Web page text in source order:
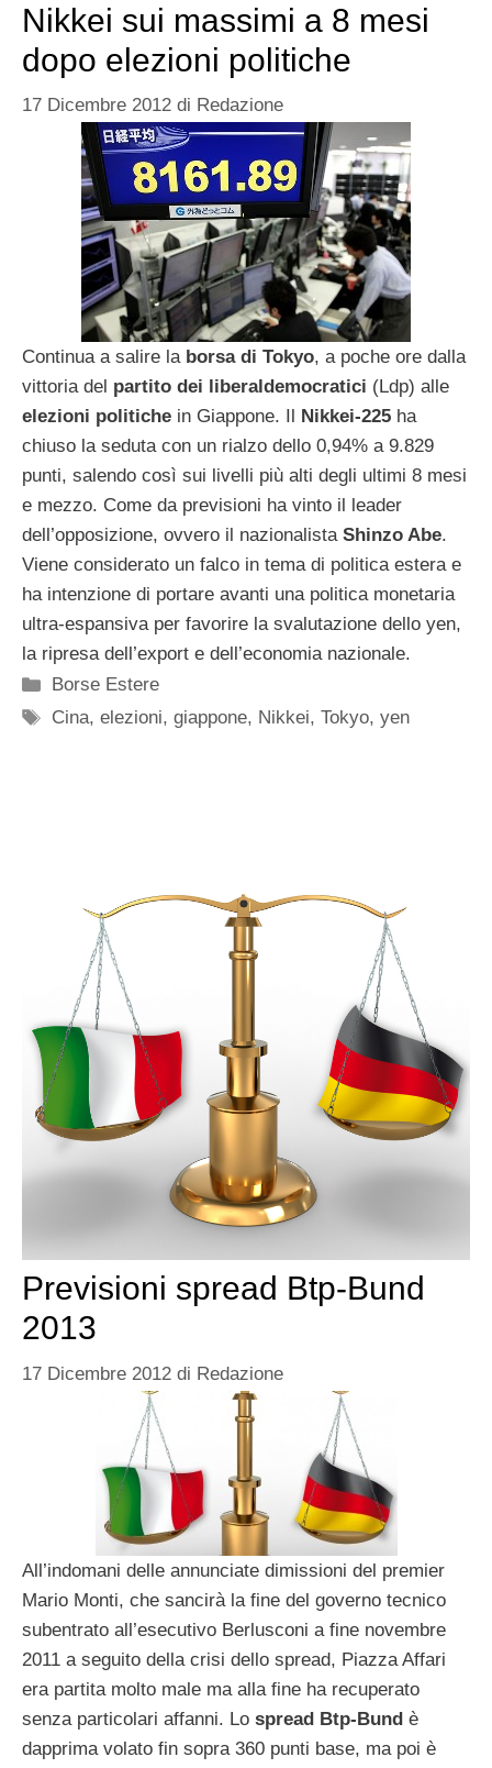
Nikkei sui massimi a 8 mesi
dopo elezioni politiche
17 Dicembre 2012 di Redazione
Continua a salire la borsa di Tokyo, a poche ore dalla
vittoria del partito dei liberaldemocratici (Ldp) alle
elezioni politiche in Giappone. Il Nikkei-225 ha
chiuso la seduta con un rialzo dello 0,94% a 9.829
punti, salendo così sui livelli più alti degli ultimi 8 mesi
e mezzo. Come da previsioni ha vinto il leader
dell’opposizione, ovvero il nazionalista Shinzo Abe.
Viene considerato un falco in tema di politica estera e
ha intenzione di portare avanti una politica monetaria
ultra-espansiva per favorire la svalutazione dello yen,
la ripresa dell’export e dell’economia nazionale.
Categorie
Borse Estere
Tag
Cina,elezioni,giappone, Nikkei,Tokyo,yen
Previsioni spread Btp-Bund
2013
17 Dicembre 2012 di Redazione
All’indomani delle annunciate dimissioni del premier
Mario Monti, che sancirà la fine del governo tecnico
subentrato all’esecutivo Berlusconi a fine novembre
2011 a seguito della crisi dello spread, Piazza Affari
era partita molto male ma alla fine ha recuperato
senza particolari affanni. Lo spread Btp-Bund è
dapprima volato fin sopra 360 punti base, ma poi è